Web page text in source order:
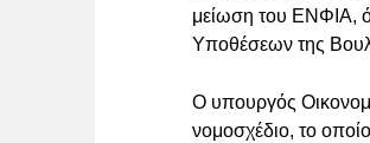
μείωση του ΕΝΦΙΑ,
Υποθέσεων της
Ο υπουργός
νομοσχέδιο, το